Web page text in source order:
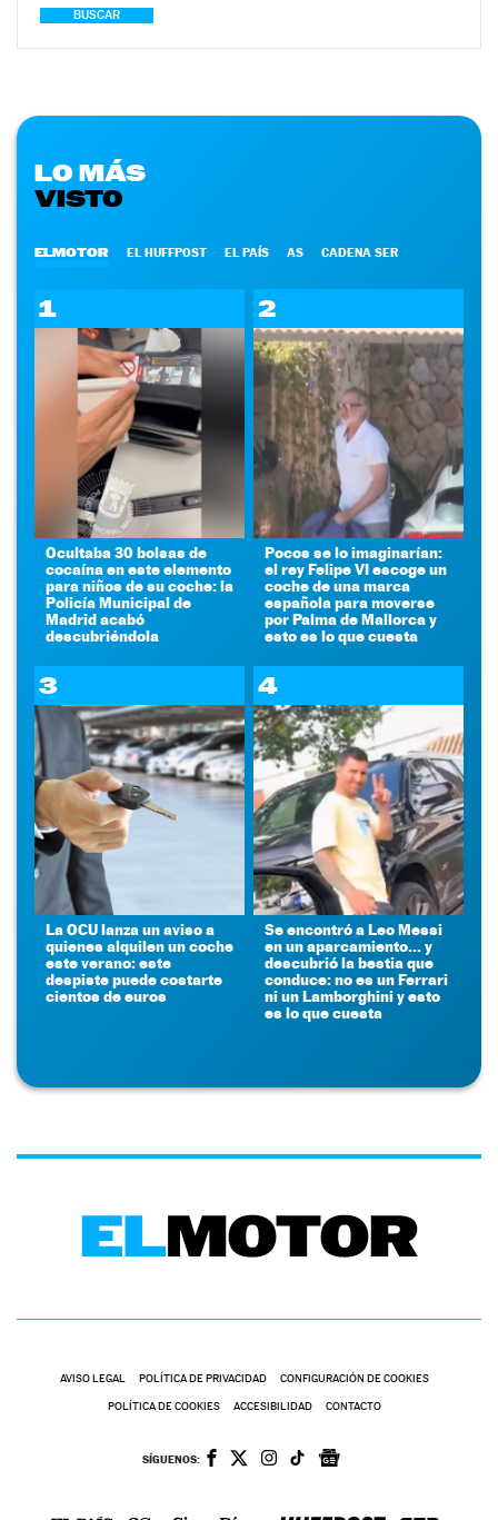
BUSCAR
LO MÁS
VISTO
ELMOTOR EL HUFFPOST EL PAÍS AS CADENA SER
1
Ocultaba 30 bolsas de
cocaína en este elemento
para niños de su coche: la
Policía Municipal de
Madrid acabó
descubriéndola
2
Pocos se lo imaginarían:
el rey Felipe VI escoge un
coche de una marca
española para moverse
por Palma de Mallorca y
esto es lo que cuesta
3
La OCU lanza un aviso a
quienes alquilen un coche
este verano: este
despiste puede costarte
cientos de euros
4
Se encontró a Leo Messi
en un aparcamiento... y
descubrió la bestia que
conduce: no es un Ferrari
ni un Lamborghini y esto
es lo que cuesta
AVISO LEGAL POLÍTICA DE PRIVACIDAD CONFIGURACIÓN DE COOKIES
POLÍTICA DE COOKIES ACCESIBILIDAD CONTACTO
SÍGUENOS: